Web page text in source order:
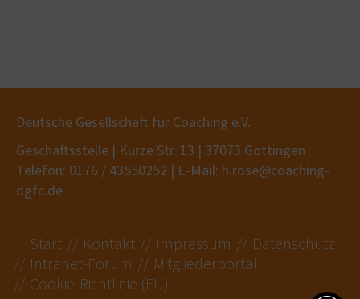
Deutsche Gesellschaft für Coaching e.V.
Geschäftsstelle | Kurze Str. 13 | 37073 Göttingen
Telefon: 0176 / 43550252 | E-Mail: h.rose@coaching-
dgfc.de
Start Kontakt Impressum
Datenschutz
Intranet-Forum
Mitgliederportal
Cookie-Richtlinie (EU)